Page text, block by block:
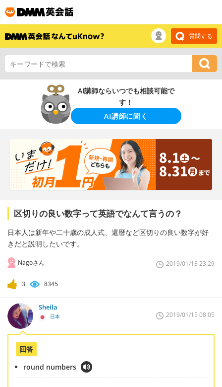
質問する
AI講師ならいつでも相談可能で
す！
AI講師に聞く
区切りの良い数字って英語でなんて言うの？
日本人は新年や二十歳の成人式、還暦など区切りの良い数字が好
きだと説明したいです。
Nagoさん 2019/01/13 23:29
3 8345
Sheila
日本 2019/01/15 08:05
回答
round numbers